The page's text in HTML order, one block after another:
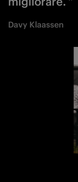
Davy Klaassen